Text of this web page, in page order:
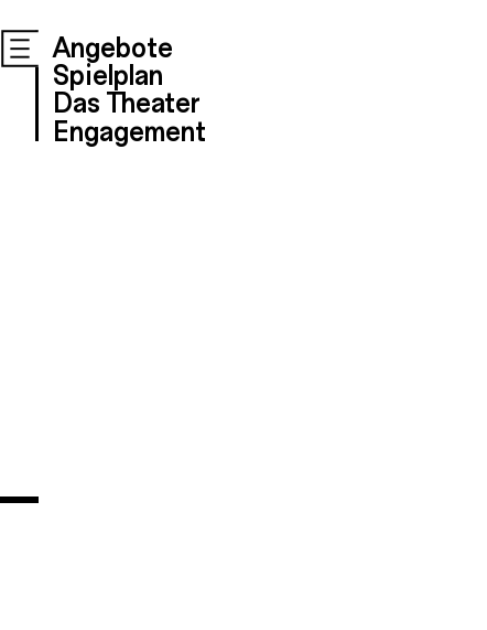
Angebote
Spielplan
Das Theater
Engagement